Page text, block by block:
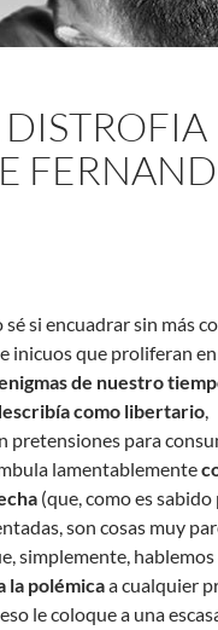
sé si encuadrar sin más
inicuos que proliferan
de nuestro
como libertario,
pretensiones para
lamentablemente
(que, como es sabido
son cosas muy
simplemente, hablemos
la polémicaa cualquier
le coloque a una